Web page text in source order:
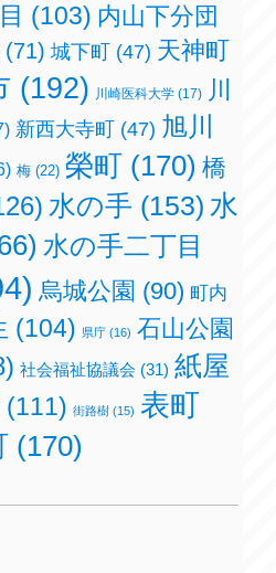
(103) 内山下分団
(71) 城下町 (47) 天神町
(192) 川崎医科大学(17)
川
新西大寺町 (47) 旭川
梅(22) 榮町 (170) 橋
水の手 (153) 水
水の手二丁目
烏城公園 (90) 町内
(104) 県庁(16) 石山公園
社会福祉協議会 (31) 紙屋
(111) 街路樹(15) 表町
(170)